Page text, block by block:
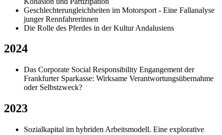
Geschlechterungleichheiten im Motorsport - Eine Fallanalyse
junger Rennfahrerinnen
Die Rolle des Pferdes in der Kultur Andalusiens
2024
Das Corporate Social Responsibility Engangement der
Frankfurter Sparkasse: Wirksame Verantwortungsübernahme
oder Selbstzweck?
2023
Sozialkapital im hybriden Arbeitsmodell. Eine explorative